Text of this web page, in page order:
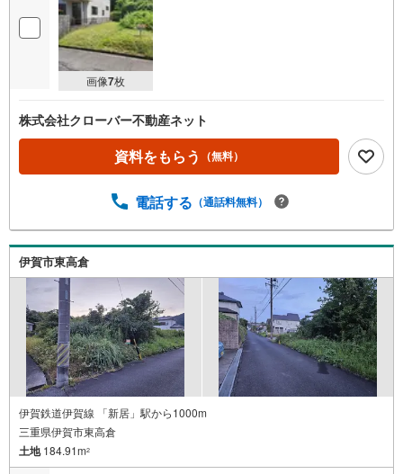
画像7枚
株式会社クローバー不動産ネット
資料をもらう （無料）
電話する （通話料無料）
伊賀市東高倉
伊賀鉄道伊賀線 「新居」駅から1000m
三重県伊賀市東高倉
土地184.91m2